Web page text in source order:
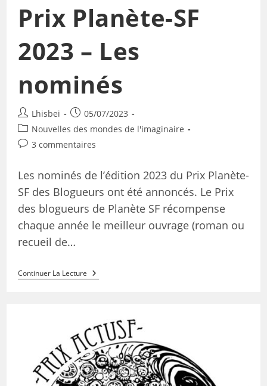
Prix Planète-SF
2023 – Les
nominés
Lhisbei
05/07/2023
Nouvelles des mondes de l'imaginaire
3 commentaires
Les nominés de l’édition 2023 du Prix Planète-
SF des Blogueurs ont été annoncés. Le Prix
des blogueurs de Planète SF récompense
chaque année le meilleur ouvrage (roman ou
recueil de…
Continuer La Lecture